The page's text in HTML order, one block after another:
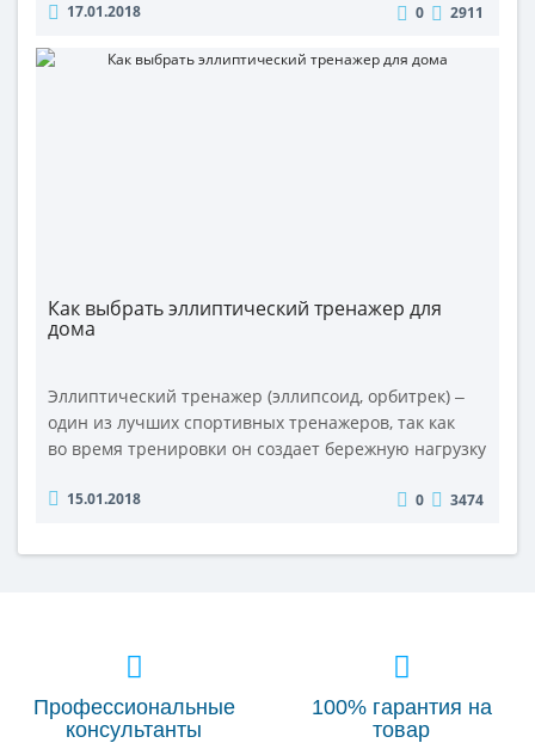
модного элемента интерьера и лишь изредка
ее назначению. Конечно, такое использование
17.01.2018 0 2911
Как выбрать эллиптический тренажер для
дома
Эллиптический тренажер (эллипсоид, орбитрек) ‒
один из лучших спортивных тренажеров, так как
во время тренировки он создает бережную нагрузку
Советуем перед покупкой изучить характеристики
полезными и комфортными. Аргументы «За»
15.01.2018 0 3474
Профессиональные
консультанты
100% гарантия на
товар